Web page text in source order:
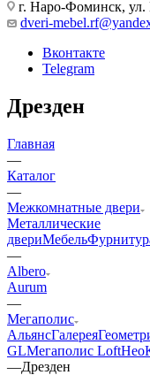
г. Наро-Фоминск,
dveri-
Вконтакте
Telegram
Дрезден
Главная
—
Каталог
—
Межкомнатные двери
Металлические
двериМебель
—
Albero
Aurum
—
Мегаполис
АльянсГалерея
GLМегаполис Loft
—Дрезден